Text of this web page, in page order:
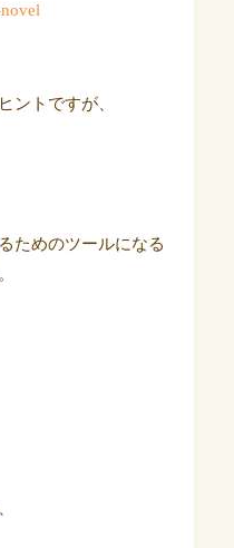
ントですが、
ためのツールになる